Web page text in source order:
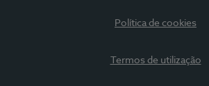
Política de cookies
Termos de utilização